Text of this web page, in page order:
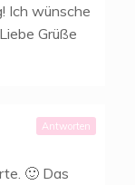
Ich wünsche
Grüße
🙂 Das
Antworten